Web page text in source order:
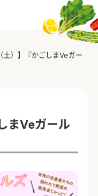
土）】『かごしまVeガー
まVeガール